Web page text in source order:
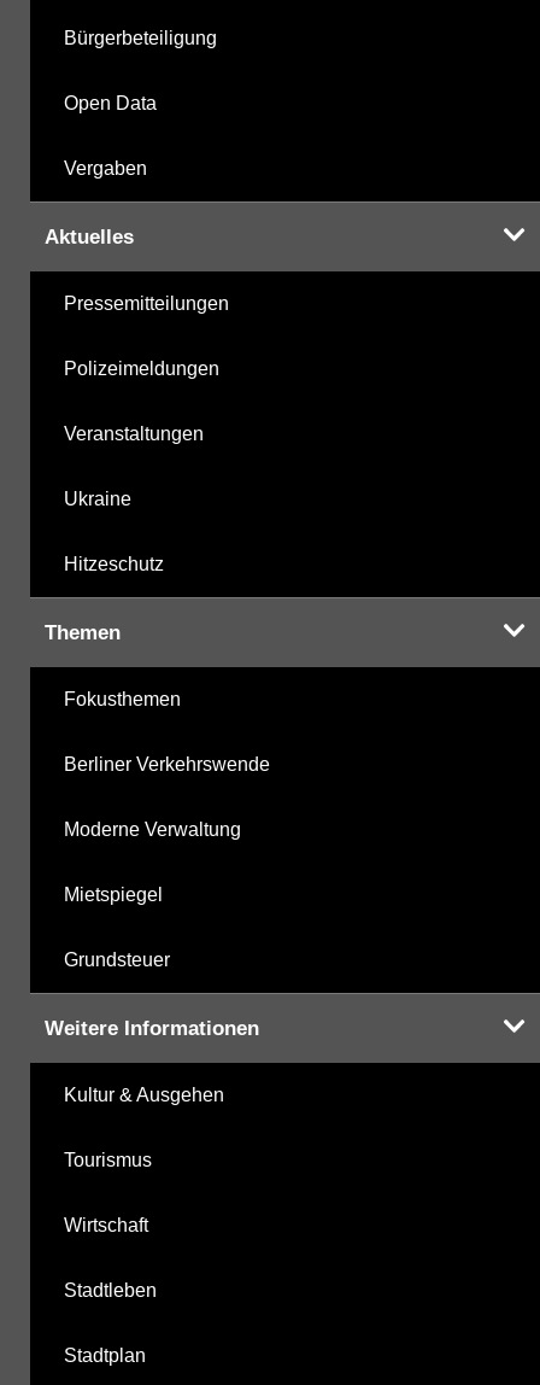
Bürgerbeteiligung
Open Data
Vergaben
Aktuelles
Pressemitteilungen
Polizeimeldungen
Veranstaltungen
Ukraine
Hitzeschutz
Themen
Fokusthemen
Berliner Verkehrswende
Moderne Verwaltung
Mietspiegel
Grundsteuer
Weitere Informationen
Kultur & Ausgehen
Tourismus
Wirtschaft
Stadtleben
Stadtplan